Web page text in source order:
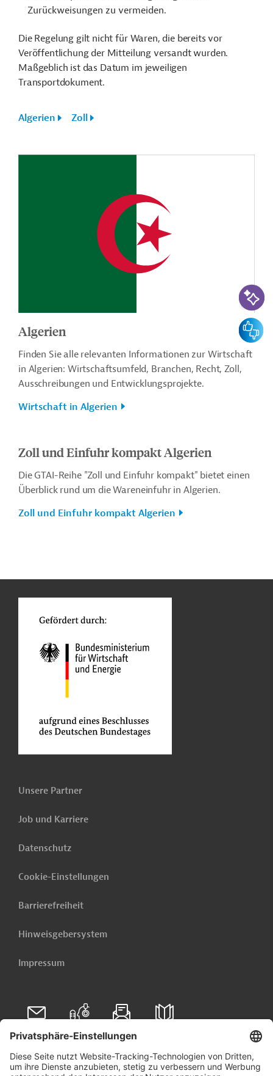
Zurückweisungen zu vermeiden.
Die Regelung gilt nicht für Waren, die bereits vor
Veröffentlichung der Mitteilung versandt wurden.
Maßgeblich ist das Datum im jeweiligen
Transportdokument.
Algerien Zoll
Algerien
Finden Sie alle relevanten Informationen zur Wirtschaft
in Algerien: Wirtschaftsumfeld, Branchen, Recht, Zoll,
Ausschreibungen und Entwicklungsprojekte.
Wirtschaft in Algerien
Zoll und Einfuhr kompakt Algerien
Die GTAI-Reihe "Zoll und Einfuhr kompakt" bietet einen
Überblick rund um die Wareneinfuhr in Algerien.
Zoll und Einfuhr kompakt Algerien
Unsere Partner
Job und Karriere
Datenschutz
Cookie-Einstellungen
Barrierefreiheit
Hinweisgebersystem
Impressum
Folgen Sie uns auf
KI-